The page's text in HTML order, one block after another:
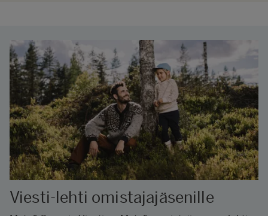
Viesti-lehti omistajajäsenille